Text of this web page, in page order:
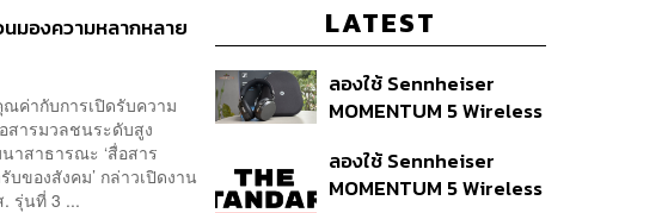
มองความหลากหลาย
ค่ากับการเปิดรับความ
สารมวลชนระดับสูง
าสาธารณะ ‘สื่อสาร
บของสังคม’ กล่าวเปิดงาน
รุ่นที่ 3 ...
LATEST
ลองใช้ Sennheiser
MOMENTUM 5 Wireless
ถอดเปลี่ยนแบตเองได้
ก่อนกฎ EU บังคับปีหน้า
ลองใช้ Sennheiser
MOMENTUM 5 Wireless